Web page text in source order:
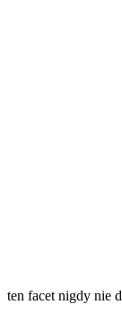
ten facet nigdy nie